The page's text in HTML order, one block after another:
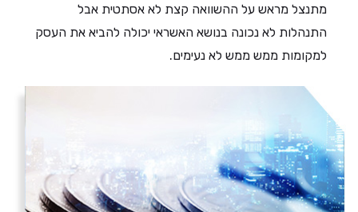
מתנצל מראש על ההשוואה קצת לא אסתטית אבל
התנהלות לא נכונה בנושא האשראי יכולה להביא את העסק
למקומות ממש ממש לא נעימים.